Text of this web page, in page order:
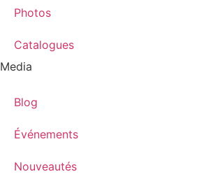
Photos
Catalogues
Media
Blog
Événements
Nouveautés